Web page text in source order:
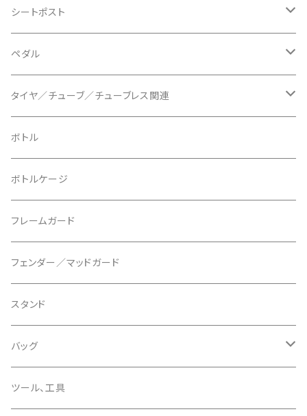
BLB/ビーエルビー
BLUEGRASS/ブルーグラス
BONTRAGER/ボントレガー
BURGTEC/バーグテック
BUSCH＋MULLER/ブッシュ＆ミュラー
CAMELBAK/キャメルバッグ
CERAMIC SPEED/セラミックスピード
CHRIS KING/クリスキング
CHROMAG/クロマグ
CHROME/クローム
チェーンガイド／キャッチャー
チェーンリング
ディスクブレーキ
ブレーキローター
ブレーキパッド
ディレーラーハンガー
トップキャップ
ベル
ボトムブラケット
リアディレーラー
チェーン
グリップカラー / バーエンドキャップ
シートポスト
ドロッパーポスト
シートクランプ
ペダル
ビンディングペダル
フラットペダル
クリート
タイヤ／チューブ／チューブレス関連
700c
29" / 27.5"
〜26"
タイヤインサート
リムテープ
チューブレスバルブ/ バルブキャップ
シーラント
ボトル
ボトルケージ
フレームガード
フェンダー／マッドガード
スタンド
バッグ
サドルバッグ
ツール、工具